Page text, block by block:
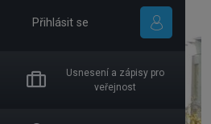
Přihlásit se
Usnesení a zápisy pro
veřejnost